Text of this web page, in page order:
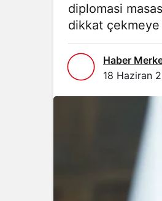
diplomasi
dikkat
Haber
18 Haziran